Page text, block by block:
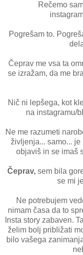
Rečemo
Pogrešam to.
Čeprav me vsa ta
se izražam, da me
Nič ni lepšega, kot
na instagramu/
Ne me razumeti
življenja... samo...
objaviš in se imaš
Čeprav, sem bila
se mi
Ne potrebujem
nimam časa da to
Insta story zabaven.
želim bolj približati
bilo vašega